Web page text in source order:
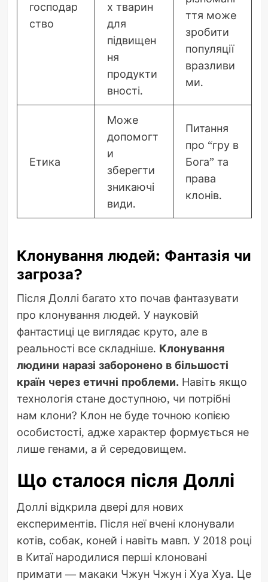
господар
ство
х тварин
для
підвищен
ня
продукти
вності.
ття може
зробити
популяції
вразливи
ми.
Етика
Може
допомогт
и
зберегти
зникаючі
види.
Питання
про “гру в
Бога” та
права
клонів.
Клонування людей: Фантазія чи
загроза?
Після Доллі багато хто почав фантазувати
про клонування людей. У науковій
фантастиці це виглядає круто, але в
реальності все складніше. Клонування
людини наразі заборонено в більшості
країн через етичні проблеми. Навіть якщо
технологія стане доступною, чи потрібні
нам клони? Клон не буде точною копією
особистості, адже характер формується не
лише генами, а й середовищем.
Що сталося після Доллі
Доллі відкрила двері для нових
експериментів. Після неї вчені клонували
котів, собак, коней і навіть мавп. У 2018 році
в Китаї народилися перші клоновані
примати — макаки Чжун Чжун і Хуа Хуа. Це